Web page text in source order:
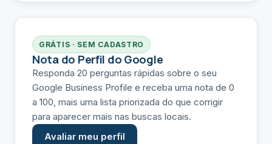
GRÁTIS · SEM CADASTRO
Nota do Perfil do Google
Responda 20 perguntas rápidas sobre o seu
Google Business Profile e receba uma nota de 0
a 100, mais uma lista priorizada do que corrigir
para aparecer mais nas buscas locais.
Avaliar meu perfil